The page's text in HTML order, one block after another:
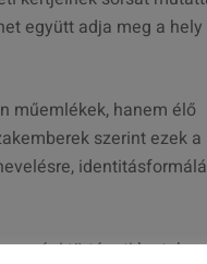
együtt adja meg a hely
műemlékek, hanem élő
szerint ezek a
történeti kertek